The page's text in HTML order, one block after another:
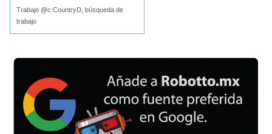
Trabajo @c:CountryD, búsqueda de
trabajo